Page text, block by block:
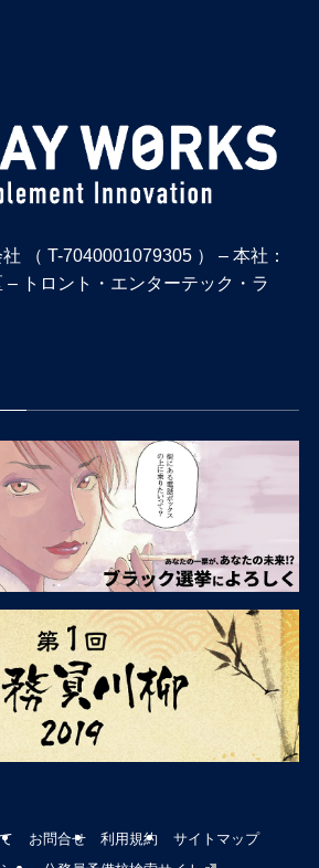
（ T-7040001079305 ） – 本社：
– トロント・エンターテック・ラ
お問合せ 利用規約
サイトマップ